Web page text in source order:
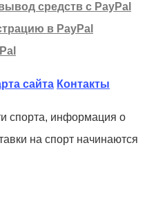
средств с PayPal
в PayPal
сайта Контакты
спорта, информация о
на спорт начинаются